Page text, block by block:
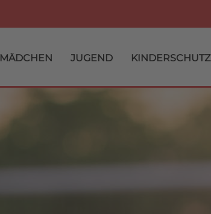
MÄDCHEN JUGEND KINDERSCHUTZ